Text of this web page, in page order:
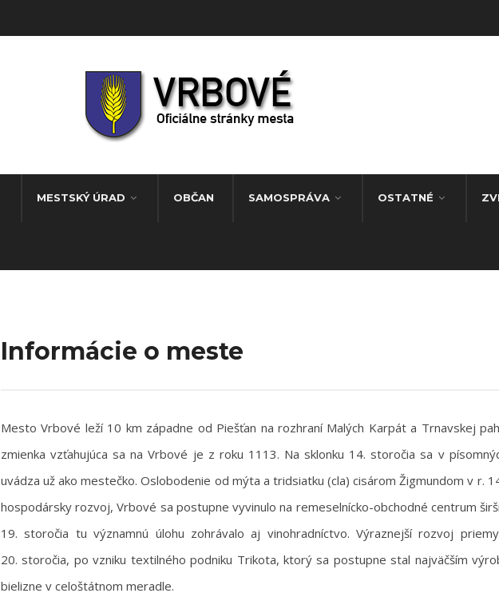
MESTSKÝ ÚRAD OBČAN SAMOSPRÁVA OSTATNÉ
Informácie o meste
Mesto Vrbové leží 10 km západne od Piešťan na rozhraní Malých Karpát a Trnavskej
zmienka vzťahujúca sa na Vrbové je z roku 1113. Na sklonku 14. storočia sa v
uvádza už ako mestečko. Oslobodenie od mýta a tridsiatku (cla) cisárom Žigmundom v r.
hospodársky rozvoj, Vrbové sa postupne vyvinulo na remeselnícko-obchodné centrum
19. storočia tu významnú úlohu zohrávalo aj vinohradníctvo. Výraznejší rozvoj
20. storočia, po vzniku textilného podniku Trikota, ktorý sa postupne stal najväčším
bielizne v celoštátnom meradle.